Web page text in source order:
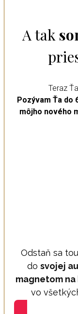
A tak
Teraz
Pozývam Ťa do
môjho nového
Odstaň sa
do svojej
magnetom na
vo